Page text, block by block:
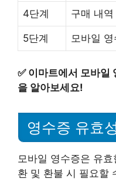
4단계 구매 내
5단계 모바일
✅ 이마트에서 모바일
을 알아보세요!
영수증 유효
모바일 영수증은 유
환 및 환불 시 필요할